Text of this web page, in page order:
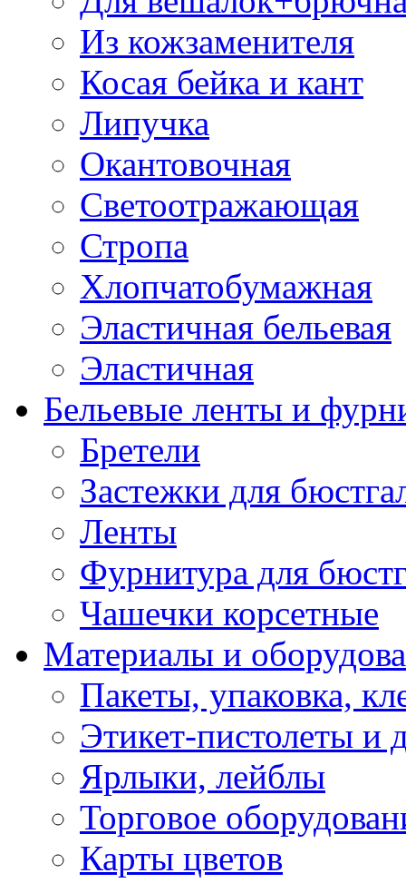
Из кожзаменителя
Косая бейка и кант
Липучка
Окантовочная
Светоотражающая
Стропа
Хлопчатобумажная
Эластичная бельевая
Эластичная
Бельевые ленты и
Бретели
Застежки для
Ленты
Фурнитура для
Чашечки корсетные
Материалы и
Пакеты, упаковка,
Этикет-пистолеты и
Ярлыки, лейблы
Торговое
Карты цветов